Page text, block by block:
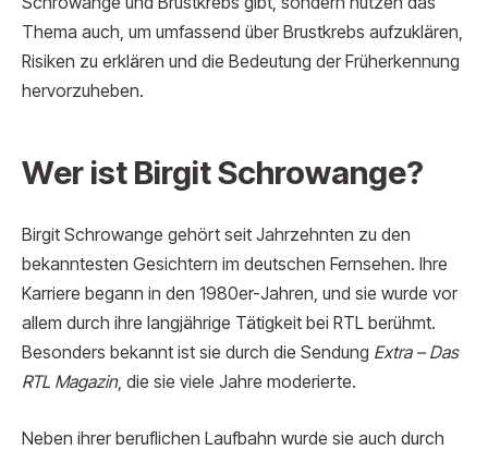
Thema auch, um umfassend über Brustkrebs aufzuklären,
Risiken zu erklären und die Bedeutung der Früherkennung
hervorzuheben.
Wer ist Birgit Schrowange?
Birgit Schrowange gehört seit Jahrzehnten zu den
bekanntesten Gesichtern im deutschen Fernsehen. Ihre
Karriere begann in den 1980er-Jahren, und sie wurde vor
allem durch ihre langjährige Tätigkeit bei RTL berühmt.
Besonders bekannt ist sie durch die Sendung Extra – Das
RTL Magazin, die sie viele Jahre moderierte.
Neben ihrer beruflichen Laufbahn wurde sie auch durch